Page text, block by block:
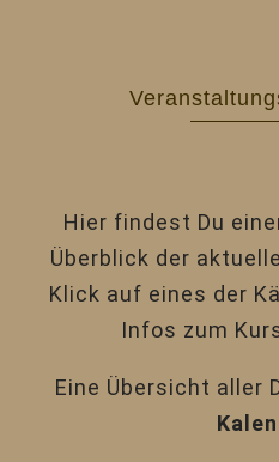
Hier findest Du
Überblick der
Klick auf eines der
Infos zum
Eine Übersicht aller